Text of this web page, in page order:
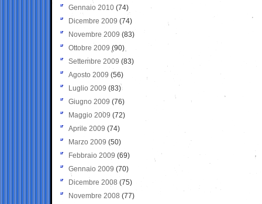
Gennaio 2010 (74)
Dicembre 2009 (74)
Novembre 2009 (83)
Ottobre 2009 (90)
Settembre 2009 (83)
Agosto 2009 (56)
Luglio 2009 (83)
Giugno 2009 (76)
Maggio 2009 (72)
Aprile 2009 (74)
Marzo 2009 (50)
Febbraio 2009 (69)
Gennaio 2009 (70)
Dicembre 2008 (75)
Novembre 2008 (77)